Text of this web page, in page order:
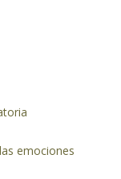
emociones